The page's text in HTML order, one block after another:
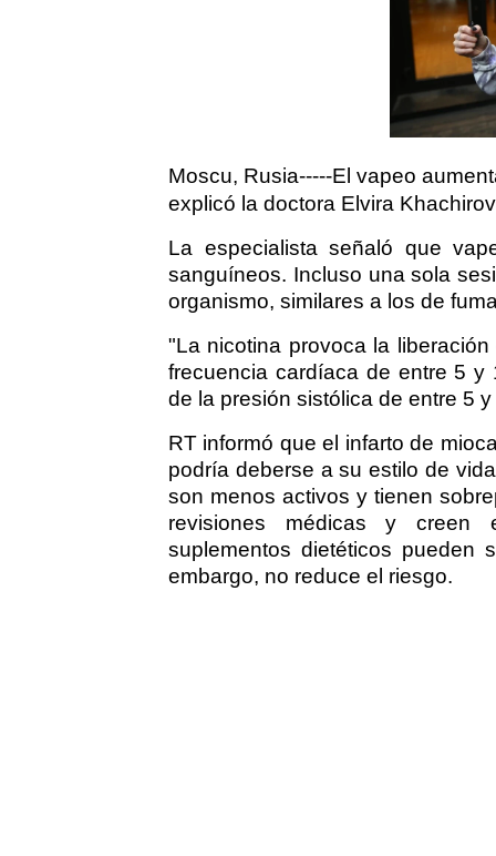
Moscu, Rusia-----El vapeo
explicó la doctora Elvira
La especialista señaló que
sanguíneos. Incluso una sola
organismo, similares a los de
"La nicotina provoca la
frecuencia cardíaca de entre 5 y
de la presión sistólica de entre 5
RT informó que el infarto de
podría deberse a su estilo de
son menos activos y tienen
revisiones médicas y creen
suplementos dietéticos pueden
embargo, no reduce el riesgo.